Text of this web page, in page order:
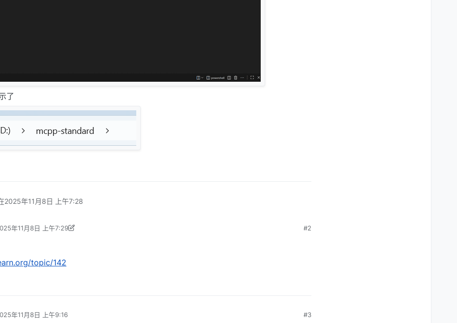
了
2025年11月8日 上午7:28
年11月8日 上午7:29
SPeak 编辑2025年11月8日 下午3:30
#2
topic/142
年11月8日 上午9:16
编辑
#3